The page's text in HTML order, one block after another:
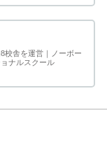
校舎を運営｜ノーボー
ナルスクール